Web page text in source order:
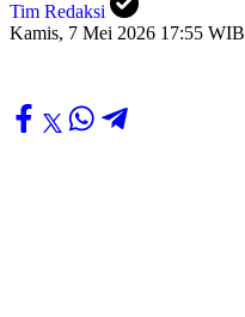
Tim Redaksi
Kamis, 7 Mei 2026 17:55 WIB